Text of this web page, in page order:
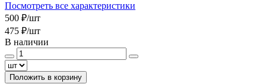
Посмотреть все характеристики
500 ₽/шт
475 ₽/шт
В наличии
Положить в корзину